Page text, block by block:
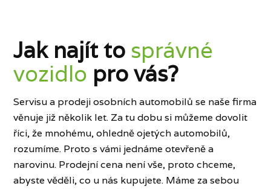
Jak najít to správné
vozidlo pro vás?
Servisu a prodeji osobních automobilů se naše firma
věnuje již několik let. Za tu dobu si můžeme dovolit
říci, že mnohému, ohledně ojetých automobilů,
rozumíme. Proto s vámi jednáme otevřeně a
narovinu. Prodejní cena není vše, proto chceme,
abyste věděli, co u nás kupujete. Máme za sebou